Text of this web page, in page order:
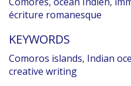
écriture romanesque
KEYWORDS
Comoros islands, Indian
creative writing